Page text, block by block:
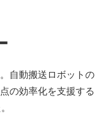
自動搬送ロボットの
の効率化を支援する